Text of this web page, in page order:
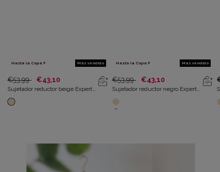
Hasta la Copa F Más vendido
€53,99 €43,10
Sujetador reductor beige Expert
Hasta la Copa F Más vendido
€53,99 €43,10
Sujetador reductor negro Expert